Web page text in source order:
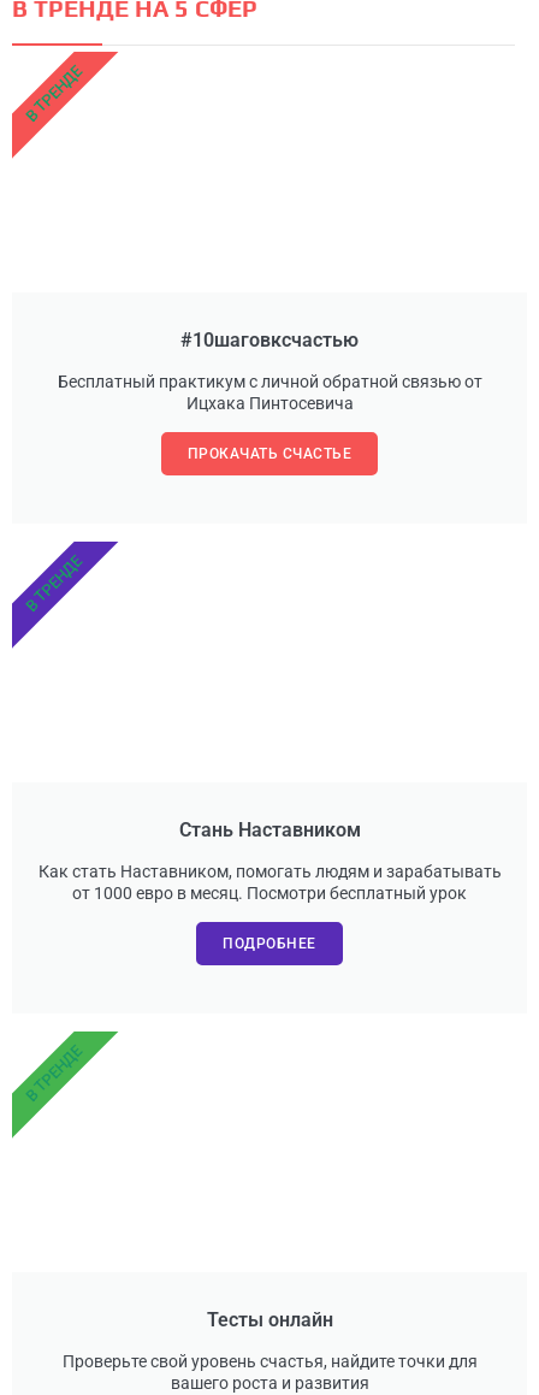
В ТРЕНДЕ НА 5 СФЕР
#10шаговксчастью
Бесплатный практикум с личной обратной связью от
Ицхака Пинтосевича
ПРОКАЧАТЬ СЧАСТЬЕ
В ТРЕНДЕ
Стань Наставником
Как стать Наставником, помогать людям и зарабатывать
от 1000 евро в месяц. Посмотри бесплатный урок
ПОДРОБНЕЕ
В ТРЕНДЕ
Тесты онлайн
Проверьте свой уровень счастья, найдите точки для
вашего роста и развития
В ТРЕНДЕ